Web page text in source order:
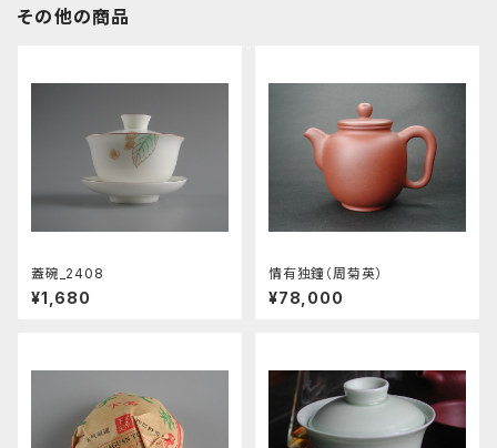
その他の商品
蓋碗_2408
¥1,680
情有独鐘（周菊英）
¥78,000